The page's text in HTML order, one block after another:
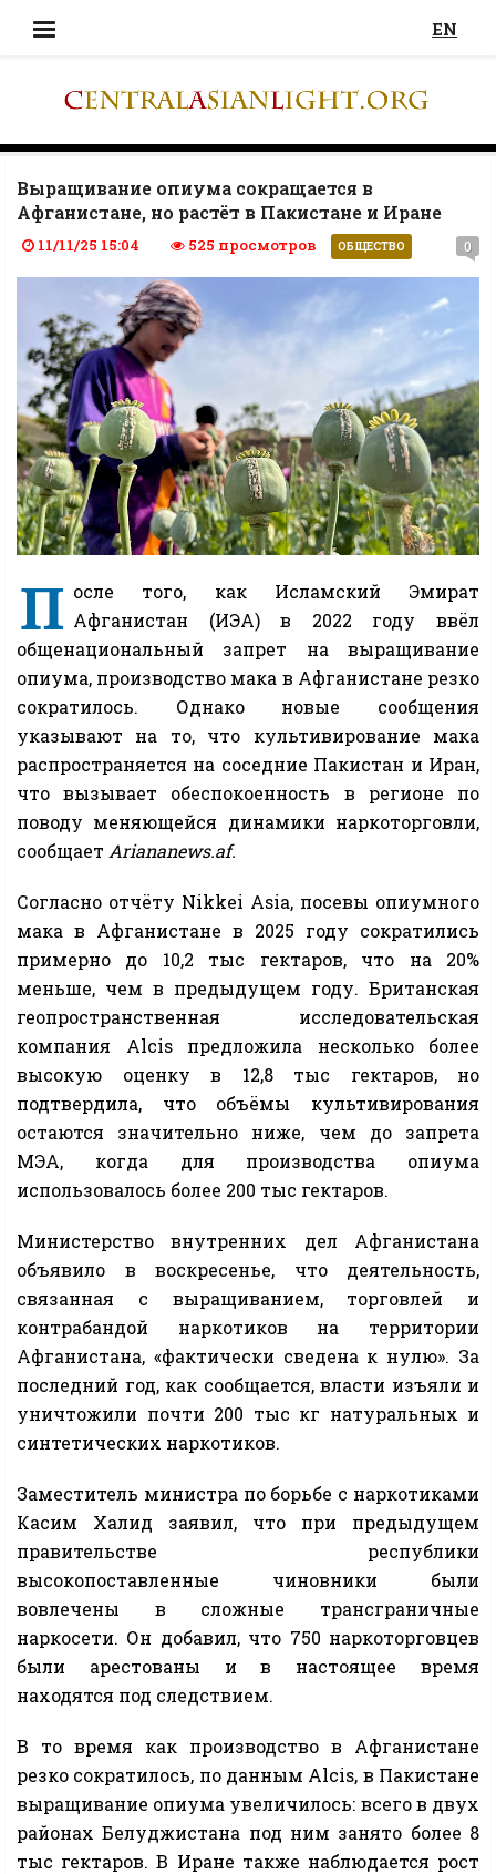
EN
Выращивание опиума сокращается в
Афганистане, но растёт в Пакистане и Иране
11/11/25 15:04 525 просмотров ОБЩЕСТВО 0
П осле того, как Исламский Эмират
Афганистан (ИЭА) в 2022 году ввёл
общенациональный запрет на выращивание
опиума, производство мака в Афганистане резко
сократилось. Однако новые сообщения
указывают на то, что культивирование мака
распространяется на соседние Пакистан и Иран,
что вызывает обеспокоенность в регионе по
поводу меняющейся динамики наркоторговли,
сообщает Ariananews.af.
Согласно отчёту Nikkei Asia, посевы опиумного
мака в Афганистане в 2025 году сократились
примерно до 10,2 тыс гектаров, что на 20%
меньше, чем в предыдущем году. Британская
геопространственная исследовательская
компания Alcis предложила несколько более
высокую оценку в 12,8 тыс гектаров, но
подтвердила, что объёмы культивирования
остаются значительно ниже, чем до запрета
МЭА, когда для производства опиума
использовалось более 200 тыс гектаров.
Министерство внутренних дел Афганистана
объявило в воскресенье, что деятельность,
связанная с выращиванием, торговлей и
контрабандой наркотиков на территории
Афганистана, «фактически сведена к нулю». За
последний год, как сообщается, власти изъяли и
уничтожили почти 200 тыс кг натуральных и
синтетических наркотиков.
Заместитель министра по борьбе с наркотиками
Касим Халид заявил, что при предыдущем
правительстве республики
высокопоставленные чиновники были
вовлечены в сложные трансграничные
наркосети. Он добавил, что 750 наркоторговцев
были арестованы и в настоящее время
находятся под следствием.
В то время как производство в Афганистане
резко сократилось, по данным Alcis, в Пакистане
выращивание опиума увеличилось: всего в двух
районах Белуджистана под ним занято более 8
тыс гектаров. В Иране также наблюдается рост